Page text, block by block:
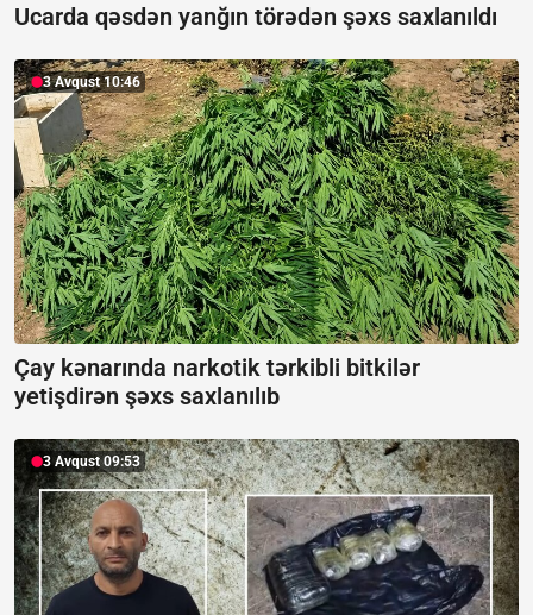
Ucarda qəsdən yanğın törədən şəxs saxlanıldı
3 Avqust 10:46
Çay kənarında narkotik tərkibli bitkilər
yetişdirən şəxs saxlanılıb
3 Avqust 09:53